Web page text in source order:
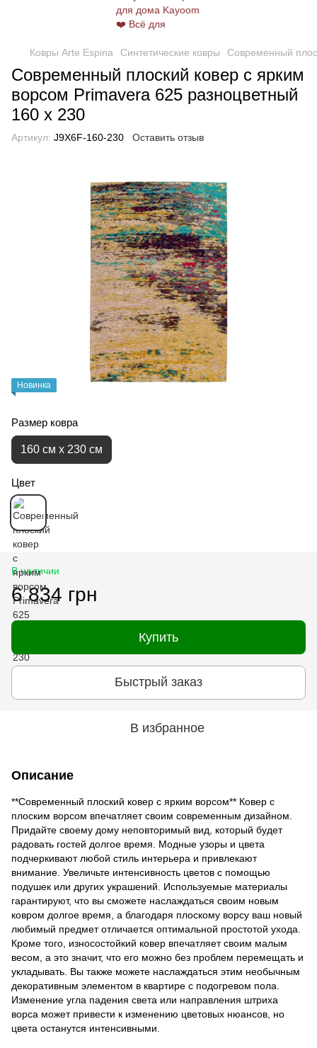
Ковры Arte Espina Синтетические ковры Современный
Современный плоский ковер с ярким
ворсом Primavera 625 разноцветный
160 х 230
Артикул: J9X6F-160-230 Оставить отзыв
Новинка
Размер ковра
160 см x 230 см
Цвет
В наличии
6 834 грн
Купить
Быстрый заказ
В избранное
Описание
**Современный плоский ковер с ярким ворсом** Ковер с
плоским ворсом впечатляет своим современным дизайном.
Придайте своему дому неповторимый вид, который будет
радовать гостей долгое время. Модные узоры и цвета
подчеркивают любой стиль интерьера и привлекают
внимание. Увеличьте интенсивность цветов с помощью
подушек или других украшений. Используемые материалы
гарантируют, что вы сможете наслаждаться своим новым
ковром долгое время, а благодаря плоскому ворсу ваш новый
любимый предмет отличается оптимальной простотой ухода.
Кроме того, износостойкий ковер впечатляет своим малым
весом, а это значит, что его можно без проблем перемещать и
укладывать. Вы также можете наслаждаться этим необычным
декоративным элементом в квартире с подогревом пола.
Изменение угла падения света или направления штриха
ворса может привести к изменению цветовых нюансов, но
цвета останутся интенсивными.